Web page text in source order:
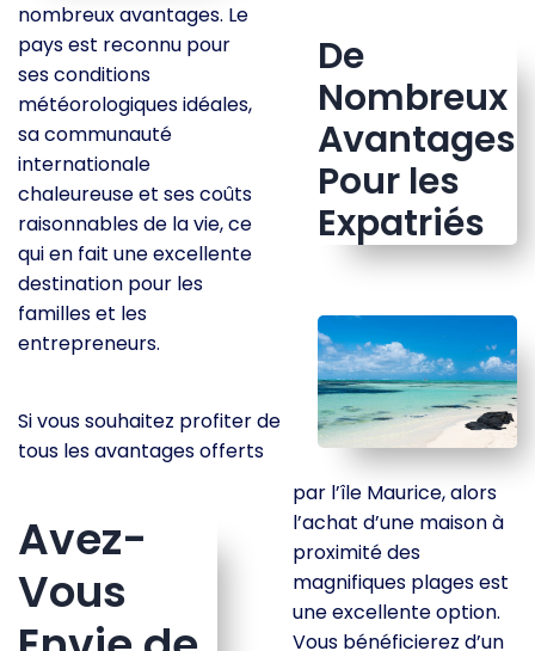
De
Nombreux
Avantages
Pour les
Expatriés
nombreux avantages. Le
pays est reconnu pour
ses conditions
météorologiques idéales,
sa communauté
internationale
chaleureuse et ses coûts
raisonnables de la vie, ce
qui en fait une excellente
destination pour les
familles et les
entrepreneurs.
Avez-
Vous
Si vous souhaitez profiter de
tous les avantages offerts
par l’île Maurice, alors
l’achat d’une maison à
proximité des
magnifiques plages est
une excellente option.
Vous bénéficierez d’un